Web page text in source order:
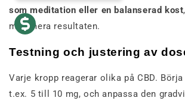
som meditation eller en balanserad kost,
maximera resultaten.
Testning och justering av
Varje kropp reagerar olika på CBD.
t.ex. 5 till 10 mg, och anpassa den